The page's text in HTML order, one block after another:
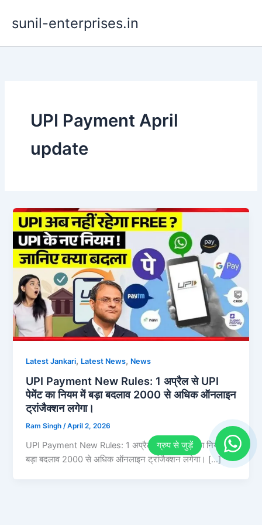
sunil-enterprises.in
UPI Payment April
update
Latest Jankari, Latest News, News
UPI Payment New Rules: 1 अप्रैल से UPI
पेमेंट का नियम में बड़ा बदलाव 2000 से अधिक ऑनलाइन
ट्रांजैक्शन लगेगा।
Ram Singh/April 2, 2026
UPI Payment New Rules: 1 अप्रैल से UPI पेमेंट का नियम में
बड़ा बदलाव 2000 से अधिक ऑनलाइन ट्रांजैक्शन लगेगा। […]